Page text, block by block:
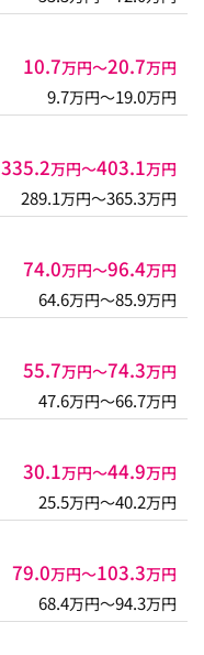
10.7万円〜20.7万円
9.7万円〜19.0万円
335.2万円〜403.1万円
289.1万円〜365.3万円
74.0万円〜96.4万円
64.6万円〜85.9万円
55.7万円〜74.3万円
47.6万円〜66.7万円
30.1万円〜44.9万円
25.5万円〜40.2万円
79.0万円〜103.3万円
68.4万円〜94.3万円